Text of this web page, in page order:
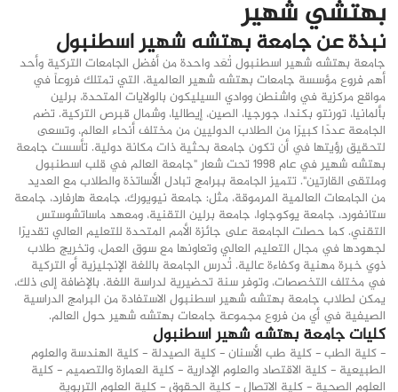
بهتشي شهير
نبذة عن جامعة بهتشه شهير اسطنبول
جامعة بهتشه شهير اسطنبول تُعَد واحدة من أفضل الجامعات التركية وأحد
أهم فروع مؤسسة جامعات بهتشه شهير العالمية، التي تمتلك فروعاً في
مواقع مركزية في واشنطن ووادي السيليكون بالولايات المتحدة، برلين
بألمانيا، تورنتو بكندا، جورجيا، الصين، إيطاليا، وشمال قبرص التركية. تضم
الجامعة عددًا كبيرًا من الطلاب الدوليين من مختلف أنحاء العالم، وتسعى
لتحقيق رؤيتها في أن تكون جامعة بحثية ذات مكانة دولية. تأسست جامعة
بهتشه شهير في عام 1998 تحت شعار "جامعة العالم في قلب اسطنبول
وملتقى القارتين". تتميز الجامعة ببرامج تبادل الأساتذة والطلاب مع العديد
من الجامعات العالمية المرموقة، مثل: جامعة نيويورك، جامعة هارفارد، جامعة
ستانفورد، جامعة يوكوجاوا، جامعة برلين التقنية، ومعهد ماساتشوستس
التقني. كما حصلت الجامعة على جائزة الأمم المتحدة للتعليم العالي تقديرًا
لجهودها في مجال التعليم العالي وتعاونها مع سوق العمل، وتخريج طلاب
ذوي خبرة مهنية وكفاءة عالية. تُدرس الجامعة باللغة الإنجليزية أو التركية
في مختلف التخصصات، وتوفر سنة تحضيرية لدراسة اللغة. بالإضافة إلى ذلك،
يمكن لطلاب جامعة بهتشه شهير اسطنبول الاستفادة من البرامج الدراسية
الصيفية في أي من فروع مجموعة جامعات بهتشه شهير حول العالم.
كليات جامعة بهتشه شهير اسطنبول
- كلية الطب - كلية طب الأسنان - كلية الصيدلة - كلية الهندسة والعلوم
الطبيعية - كلية الاقتصاد والعلوم الإدارية - كلية العمارة والتصميم - كلية
العلوم الصحية - كلية الاتصال - كلية الحقوق - كلية العلوم التربوية